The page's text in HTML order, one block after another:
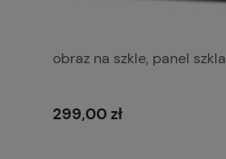
obraz na szkle, panel
299,00 zł